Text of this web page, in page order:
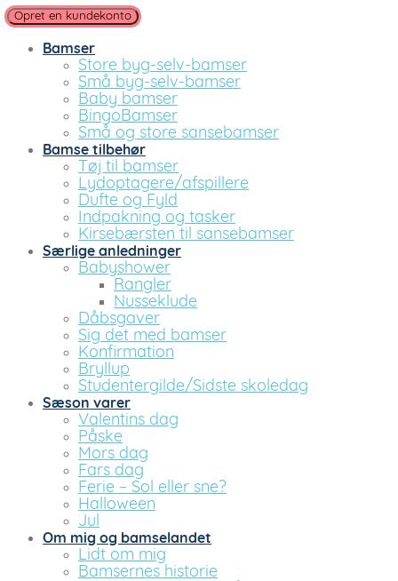
Opret en kundekonto
Bamser
Store byg-selv-bamser
Små byg-selv-bamser
Baby bamser
BingoBamser
Små og store sansebamser
Bamse tilbehør
Tøj til bamser
Lydoptagere/afspillere
Dufte og Fyld
Indpakning og tasker
Kirsebærsten til sansebamser
Særlige anledninger
Babyshower
Rangler
Nusseklude
Dåbsgaver
Sig det med bamser
Konfirmation
Bryllup
Studentergilde/Sidste skoledag
Sæson varer
Valentins dag
Påske
Mors dag
Fars dag
Ferie – Sol eller sne?
Halloween
Jul
Om mig og bamselandet
Lidt om mig
Bamsernes historie